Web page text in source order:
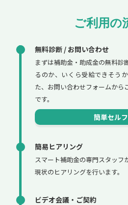
ご利用の
無料診断 / お問い合わせ
まずは補助金・助成金の無料診
るのか、いくら受給できそう
た、お問い合わせフォームから
です。
簡単セル
簡易ヒアリング
スマート補助金の専門スタッフ
現状のヒアリングを行います。
ビデオ会議・ご契約